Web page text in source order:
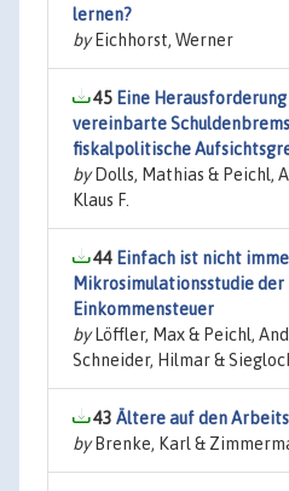
lernen?
byEichhorst, Werner
45 Eine
vereinbarte
fiskalpolitische
byDolls, Mathias & Peichl,
Klaus F.
44 Einfach ist nicht
Mikrosimulationsstudie
Einkommensteuer
byLöffler, Max & Peichl,
Schneider, Hilmar &
43 Ältere auf den
byBrenke, Karl &